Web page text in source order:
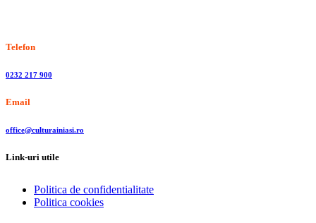
Telefon
0232 217 900
Email
office@culturainiasi.ro
Link-uri utile
Politica de confidentialitate
Politica cookies